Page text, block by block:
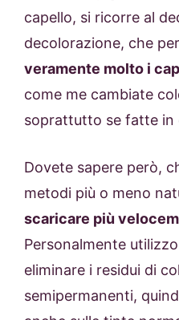
capello, si ricorre al
decolorazione, che
veramente molto i
come me cambiate
soprattutto se fatte in
Dovete sapere però,
metodi più o meno
scaricare più
Personalmente
eliminare i residui di
semipermanenti,